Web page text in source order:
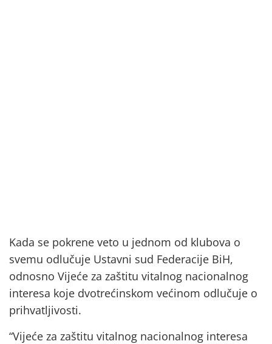
Kada se pokrene veto u jednom od klubova o
svemu odlučuje Ustavni sud Federacije BiH,
odnosno Vijeće za zaštitu vitalnog nacionalnog
interesa koje dvotrećinskom većinom odlučuje o
prihvatljivosti.
“Vijeće za zaštitu vitalnog nacionalnog interesa